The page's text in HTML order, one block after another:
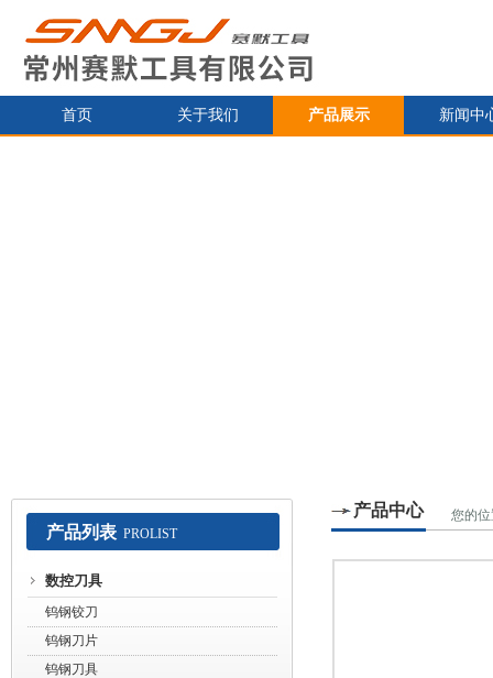
常州赛默工具有限公司
首页 关于我们 产品展示 新闻中
产品列表 PROLIST
数控刀具
钨钢铰刀
钨钢刀片
钨钢刀具
产品中心 您的